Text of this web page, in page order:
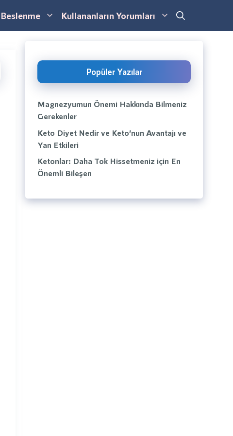
Beslenme Kullananların Yorumları
Popüler Yazılar
Magnezyumun Önemi Hakkında Bilmeniz
Gerekenler
Keto Diyet Nedir ve Keto’nun Avantajı ve
Yan Etkileri
Ketonlar: Daha Tok Hissetmeniz için En
Önemli Bileşen